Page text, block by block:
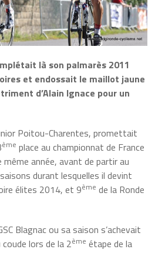
là son palmarès 2011
et endossait le maillot jaune
d’Alain Ignace pour un
Poitou-Charentes, promettait
ème place au championnat de France
année, avant de partir au
durant lesquelles il devint
élites 2014, et 9ème de la Ronde
Blagnac ou sa saison s’achevait
lors de la 2ème étape de la